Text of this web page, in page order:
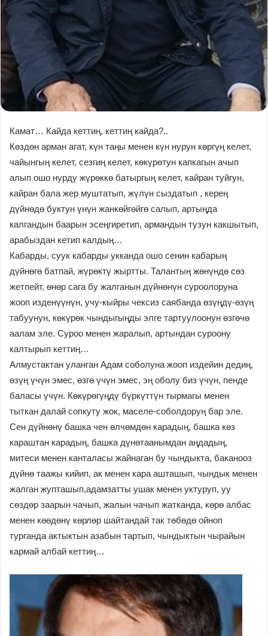
Камат… Кайда кеттиң, кеттиң кайда?..
Көздөн арман агат, күн таңы менен күн нурун көргүң келет,
чайынгың келет, сезгиң келет, көкүрөтун капкагын ачып
алып ошо нурду жүрөккө батыргың келет, кайран туйгун,
кайран бала жер муштатып, жүлүн сыздатып , керең
дүйнөдө буктун үнүн жанкөйгөйгө салып, артыңда
калгандын баарын эсеңгиретип, армандын тузун какшытып,
арабыздан кетип калдың…
Кабарды, суук кабарды укканда ошо сенин кабарың
дүйнөгө батпай, жүрөктү жыртты. Талантың жөнүндө сөз
жетпейт, өнөр сага бу жалганын дүйнөнүн суроолоруна
жооп изденүүнүн, учу-кыйры чексиз саябанда өзүңдү-өзүң
табуунун, көкүрөк чындыгыңды элге тартуулоонун өзгөчө
аалам эле. Суроо менен жаралып, артындан суроону
калтырып кеттиң…
Алмустактан уланган Адам соболуна жооп издейин дедиң,
өзүң үчүн эмес, өзгө үчүн эмес, эң оболу биз үчүн, пенде
баласы үчүн. Көкүрөгүңдү бүркүттүн тырмагы менен
тыткан далай сопкуту жок, маселе-соболдоруң бар эле.
Сен дүйнөнү башка чен өлчөмдөн карадың, башка көз
караштан карадың, башка дүнөтаанымдан аңдадың,
митеси менен канталасы жайнаган бу чындыкта, баканооз
дүйнө таажы кийип, ак менен кара ашташып, чындык менен
жалган жупташып,адамзатты ушак менен уктуруп, уу
сөздөр заарын чачып, жалын чачып жатканда, көрө албас
менен көөдөнү көрлөр шайтандай так төбөдө ойноп
турганда актыктын азабын тартып, чындыктын чырайын
кармай албай кеттиң…